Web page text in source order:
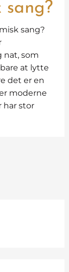
sang?
sang?
nat, som
at lytte
det er en
moderne
har stor